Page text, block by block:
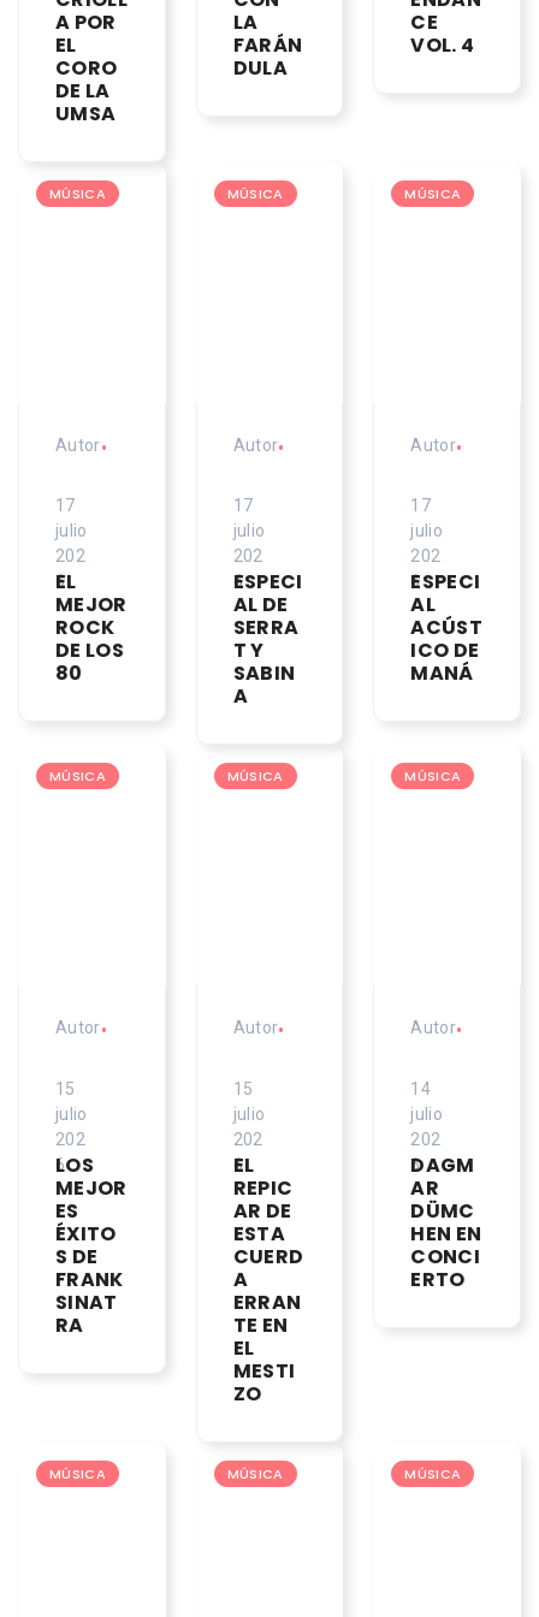
A POR
EL
CORO
DE LA
UMSA
LA
FARÁN
DULA
CE
VOL. 4
MÚSICA
Autor•
17
julio
202
6
EL
MEJOR
ROCK
DE LOS
80
MÚSICA
Autor•
17
julio
202
6
ESPECI
AL DE
SERRA
T Y
SABIN
A
MÚSICA
Autor•
17
julio
202
6
ESPECI
AL
ACÚST
ICO DE
MANÁ
MÚSICA
Autor•
15
julio
202
6
LOS
MEJOR
ES
ÉXITO
S DE
FRANK
SINAT
RA
MÚSICA
Autor•
15
julio
202
6
EL
REPIC
AR DE
ESTA
CUERD
A
ERRAN
TE EN
EL
MESTI
ZO
MÚSICA
Autor•
14
julio
202
6
DAGM
AR
DÜMC
HEN EN
CONCI
ERTO
MÚSICA MÚSICA MÚSICA